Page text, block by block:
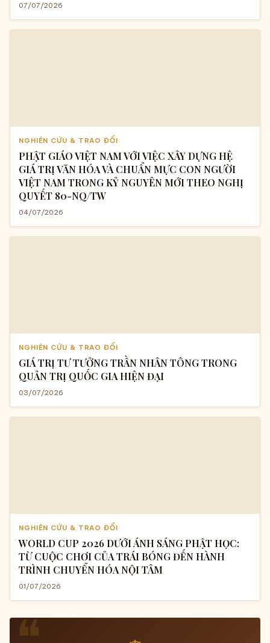
07/07/2026
NGHIÊN CỨU & TRAO ĐỔI
PHẬT GIÁO VIỆT NAM VỚI VIỆC XÂY DỰNG HỆ
GIÁ TRỊ VĂN HÓA VÀ CHUẨN MỰC CON NGƯỜI
VIỆT NAM TRONG KỶ NGUYÊN MỚI THEO NGHỊ
QUYẾT 80-NQ/TW
04/07/2026
NGHIÊN CỨU & TRAO ĐỔI
GIÁ TRỊ TƯ TƯỞNG TRẦN NHÂN TÔNG TRONG
QUẢN TRỊ QUỐC GIA HIỆN ĐẠI
03/07/2026
NGHIÊN CỨU & TRAO ĐỔI
WORLD CUP 2026 DƯỚI ÁNH SÁNG PHẬT HỌC:
TỪ CUỘC CHƠI CỦA TRÁI BÓNG ĐẾN HÀNH
TRÌNH CHUYỂN HÓA NỘI TÂM
01/07/2026